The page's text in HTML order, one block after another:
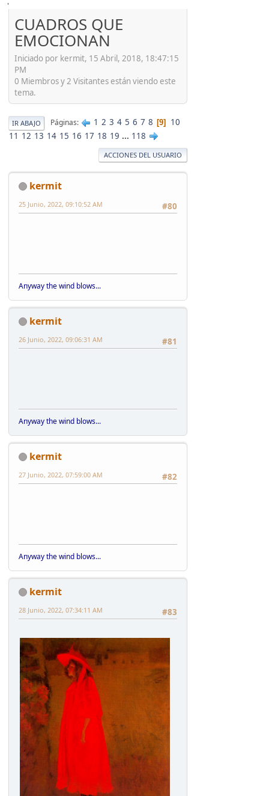
'
CUADROS QUE
EMOCIONAN
Iniciado por kermit, 15 Abril, 2018, 18:47:15
PM
0 Miembros y 2 Visitantes están viendo este
tema.
IR ABAJO Páginas 1 2 3 4 5 6 7 8 9
10
11 12 13 14 15 16 17 18 19 ... 118
ACCIONES DEL USUARIO
kermit
#80
25 Junio, 2022, 09:10:52 AM
Anyway the wind blows...
kermit
#81
26 Junio, 2022, 09:06:31 AM
Anyway the wind blows...
kermit
#82
27 Junio, 2022, 07:59:00 AM
Anyway the wind blows...
kermit
#83
28 Junio, 2022, 07:34:11 AM